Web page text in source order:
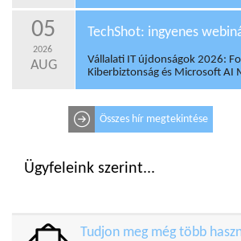
05
2026
AUG
TechShot: ingyenes
Vállalati IT újdonságok 2026:
Kiberbiztonság és Microsoft AI
Összes hír megtekintése
Ügyfeleink szerint...
Tudjon meg még több